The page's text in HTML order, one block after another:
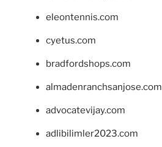
eleontennis.com
cyetus.com
bradfordshops.com
almadenranchsanjose.com
advocatevijay.com
adlibilimler2023.com